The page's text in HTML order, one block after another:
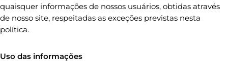
quaisquer informações de nossos usuários, obtidas através
de nosso site, respeitadas as exceções previstas nesta
política.
Uso das informações